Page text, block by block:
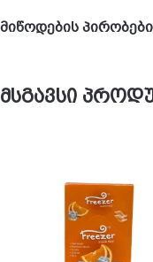
მიწოდების პირობები
მსგავსი